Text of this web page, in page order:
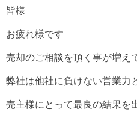
皆様
お疲れ様です
売却のご相談を頂く事が増え
弊社は他社に負けない営業力
売主様にとって最良の結果を